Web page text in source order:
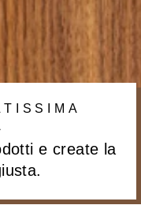
e create la